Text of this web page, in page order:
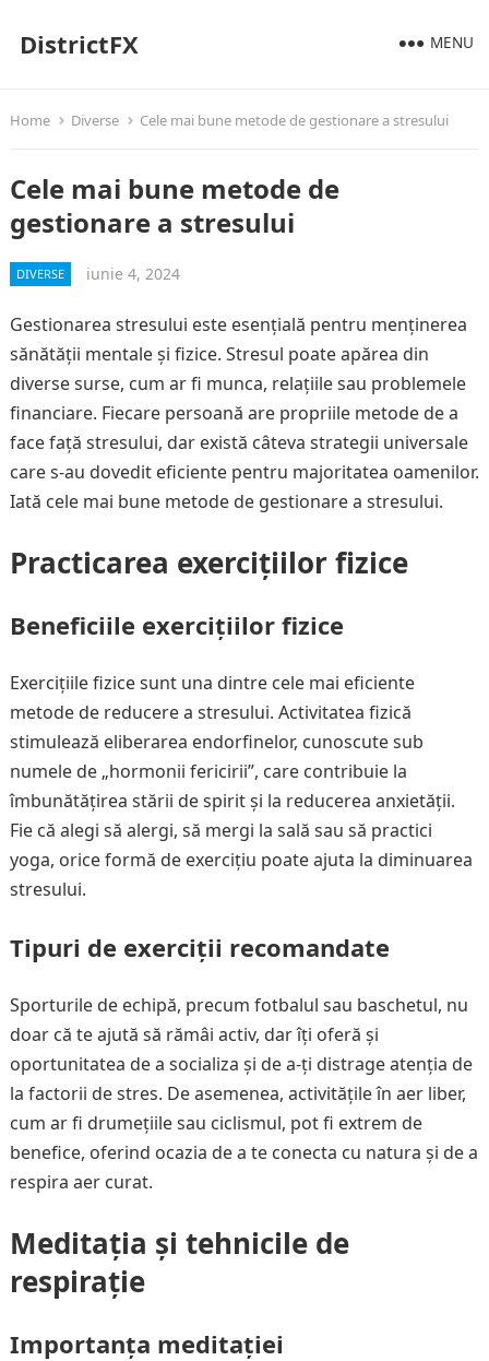
DistrictFX MENU
Home Diverse Cele mai bune metode de gestionare a stresului
Cele mai bune metode de
gestionare a stresului
DIVERSE iunie 4, 2024
Gestionarea stresului este esențială pentru menținerea
sănătății mentale și fizice. Stresul poate apărea din
diverse surse, cum ar fi munca, relațiile sau problemele
financiare. Fiecare persoană are propriile metode de a
face față stresului, dar există câteva strategii universale
care s-au dovedit eficiente pentru majoritatea oamenilor.
Iată cele mai bune metode de gestionare a stresului.
Practicarea exercițiilor fizice
Beneficiile exercițiilor fizice
Exercițiile fizice sunt una dintre cele mai eficiente
metode de reducere a stresului. Activitatea fizică
stimulează eliberarea endorfinelor, cunoscute sub
numele de „hormonii fericirii”, care contribuie la
îmbunătățirea stării de spirit și la reducerea anxietății.
Fie că alegi să alergi, să mergi la sală sau să practici
yoga, orice formă de exercițiu poate ajuta la diminuarea
stresului.
Tipuri de exerciții recomandate
Sporturile de echipă, precum fotbalul sau baschetul, nu
doar că te ajută să rămâi activ, dar îți oferă și
oportunitatea de a socializa și de a-ți distrage atenția de
la factorii de stres. De asemenea, activitățile în aer liber,
cum ar fi drumețiile sau ciclismul, pot fi extrem de
benefice, oferind ocazia de a te conecta cu natura și de a
respira aer curat.
Meditația și tehnicile de
respirație
Importanța meditației